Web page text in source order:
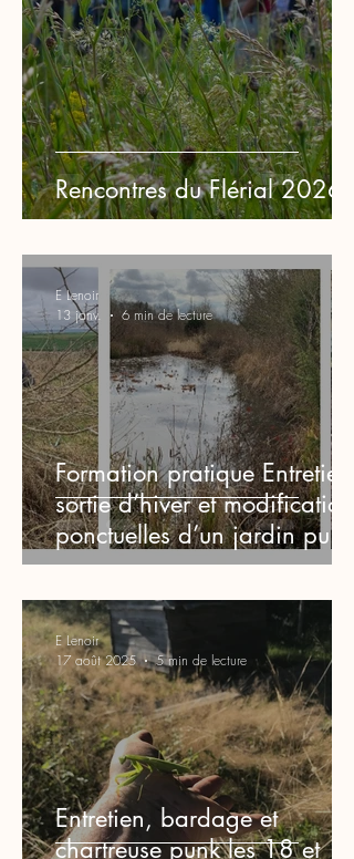
Rencontres du Flérial 2026
Formation pratique Entretien
sortie d’hiver et modifications
ponctuelles d’un jardin punk
Les 2, 3 et 4 mars 2026
E Lenoir
13 janv.
6 min de lecture
Entretien, bardage et
chartreuse punk les 18 et 19
E Lenoir
17 août 2025
5 min de lecture